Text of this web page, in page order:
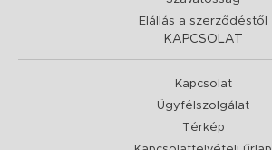
Elállás a szerződéstől
KAPCSOLAT
Kapcsolat
Ügyfélszolgálat
Térkép